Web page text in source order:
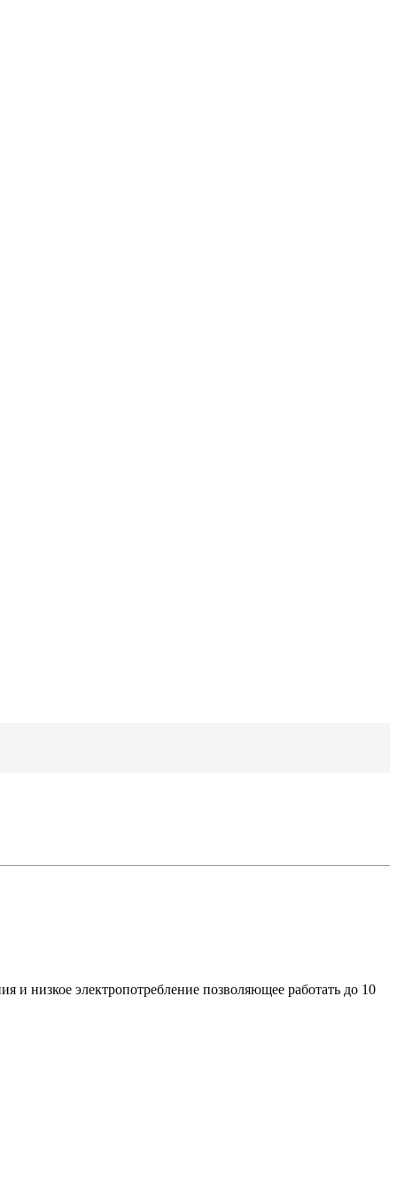
и низкое электропотребление позволяющее работать до 10